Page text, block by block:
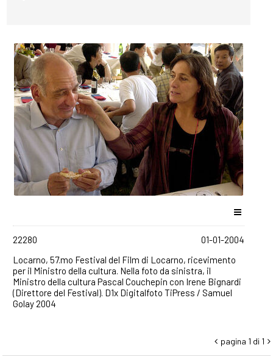
22280
01-01-2004
Locarno, 57.mo Festival del Film di Locarno, ricevimento
per il Ministro della cultura. Nella foto da sinistra, il
Ministro della cultura Pascal Couchepin con Irene Bignardi
(Direttore del Festival). D1x Digitalfoto TiPress / Samuel
Golay 2004
 pagina 1 di 1 